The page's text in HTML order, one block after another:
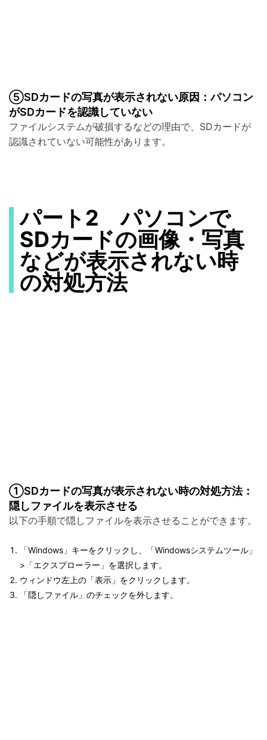
⑤SDカードの写真が表示されない原因：パソコン
がSDカードを認識していない
ファイルシステムが破損するなどの理由で、SDカードが
認識されていない可能性があります。
パート2 パソコンで
SDカードの画像・写真
などが表示されない時
の対処方法
①SDカードの写真が表示されない時の対処方法：
隠しファイルを表示させる
以下の手順で隠しファイルを表示させることができます。
「Windows」キーをクリックし、「Windowsシステムツール」
>「エクスプローラー」を選択します。
ウィンドウ左上の「表示」をクリックします。
「隠しファイル」のチェックを外します。